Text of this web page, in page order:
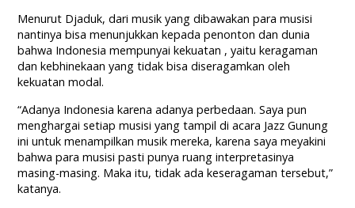
Menurut Djaduk, dari musik yang dibawakan para musisi
nantinya bisa menunjukkan kepada penonton dan dunia
bahwa Indonesia mempunyai kekuatan , yaitu keragaman
dan kebhinekaan yang tidak bisa diseragamkan oleh
kekuatan modal.
“Adanya Indonesia karena adanya perbedaan. Saya pun
menghargai setiap musisi yang tampil di acara Jazz Gunung
ini untuk menampilkan musik mereka, karena saya meyakini
bahwa para musisi pasti punya ruang interpretasinya
masing-masing. Maka itu, tidak ada keseragaman tersebut,”
katanya.